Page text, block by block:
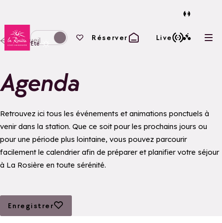
Retour à la page d'accueil
Basculer l'affichage en mode hiver
Eté
Vos favoris
Réserver Live
Accueil
Agenda
Retrouvez ici tous les événements et animations ponctuels à
venir dans la station. Que ce soit pour les prochains jours ou
pour une période plus lointaine, vous pouvez parcourir
facilement le calendrier afin de préparer et planifier votre séjour
à La Rosière en toute sérénité.
Enregistrer
aux favoris